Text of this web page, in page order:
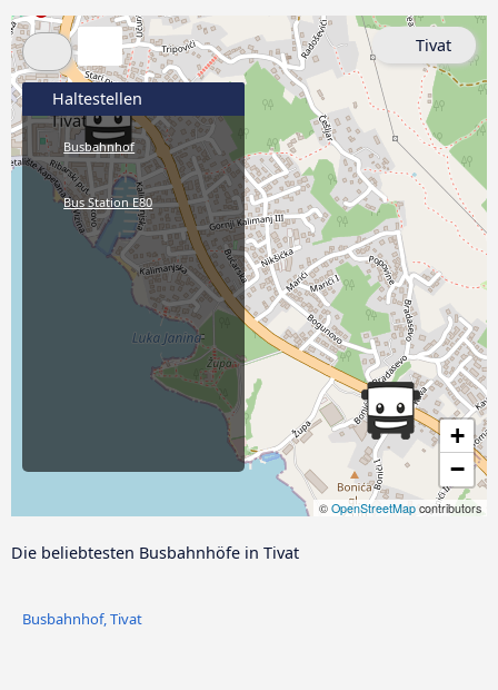
+
−
© OpenStreetMap contributors
Haltestellen
Busbahnhof
Bus Station E80
Tivat
Die beliebtesten Busbahnhöfe in Tivat
Busbahnhof, Tivat